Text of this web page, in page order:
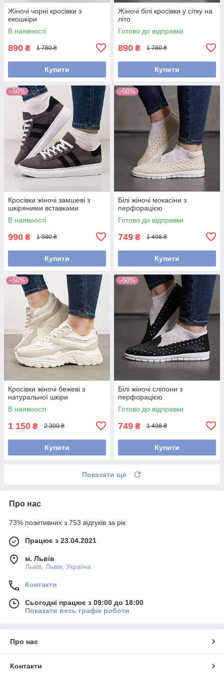
Жіночі чорні кросівки з
екошкіри
В наявності
890 ₴ 1 780 ₴
Купити
Жіночі білі кросівки у сітку на
літо
Готово до відправки
890 ₴ 1 780 ₴
Купити
–50%
Кросівки жіночі замшеві з
шкіряними вставками
В наявності
990 ₴ 1 980 ₴
Купити
–50%
Білі жіночі мокасіни з
перфорацією
Готово до відправки
749 ₴ 1 498 ₴
Купити
–50%
Кросівки жіночі бежеві з
натуральної шкіри
В наявності
1 150 ₴ 2 300 ₴
Купити
–50%
Білі жіночі сліпони з
перфорацією
Готово до відправки
749 ₴ 1 498 ₴
Купити
Показати ще
Про нас
73% позитивних з 753 відгуків за рік
Працює з 23.04.2021
м. Львів
Львів, Львів, Україна
Контакти
Сьогодні працює з 09:00 до 18:00
Показати весь графік роботи
Про нас
Контакти